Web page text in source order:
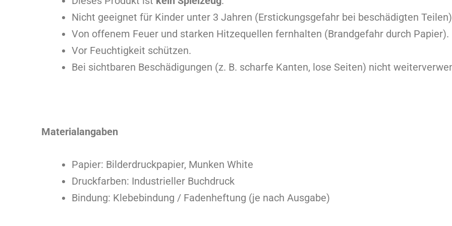
Nicht geeignet für Kinder unter 3 Jahren (Erstickungsgefahr bei beschädigten
Von offenem Feuer und starken Hitzequellen fernhalten (Brandgefahr durch Papier).
Vor Feuchtigkeit schützen.
Bei sichtbaren Beschädigungen (z. B. scharfe Kanten, lose Seiten) nicht
Materialangaben
Papier: Bilderdruckpapier, Munken White
Druckfarben: Industrieller Buchdruck
Bindung: Klebebindung / Fadenheftung (je nach Ausgabe)